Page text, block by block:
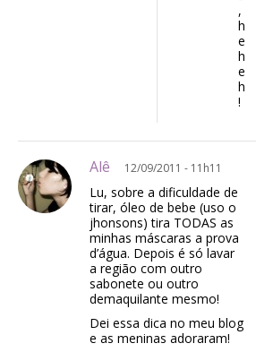
,
h
e
h
e
h
!
Alê 12/09/2011 - 11h11
Lu, sobre a dificuldade de
tirar, óleo de bebe (uso o
jhonsons) tira TODAS as
minhas máscaras a prova
d’água. Depois é só lavar
a região com outro
sabonete ou outro
demaquilante mesmo!
Dei essa dica no meu blog
e as meninas adoraram!